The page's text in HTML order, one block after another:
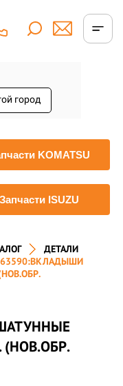
город
KOMATSU
Запчасти ISUZU
ДЕТАЛИ